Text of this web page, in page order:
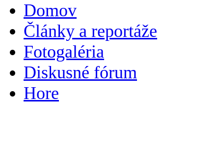
Domov
Články a reportáže
Fotogaléria
Diskusné fórum
Hore